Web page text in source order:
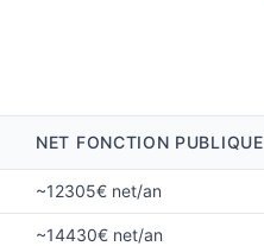
NET FONCTION PUBLIQUE
~12305€ net/an
~14430€ net/an